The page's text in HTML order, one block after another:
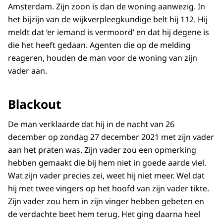
Amsterdam. Zijn zoon is dan de woning aanwezig. In
het bijzijn van de wijkverpleegkundige belt hij 112. Hij
meldt dat ‘er iemand is vermoord’ en dat hij degene is
die het heeft gedaan. Agenten die op de melding
reageren, houden de man voor de woning van zijn
vader aan.
Blackout
De man verklaarde dat hij in de nacht van 26
december op zondag 27 december 2021 met zijn vader
aan het praten was. Zijn vader zou een opmerking
hebben gemaakt die bij hem niet in goede aarde viel.
Wat zijn vader precies zei, weet hij niet meer. Wel dat
hij met twee vingers op het hoofd van zijn vader tikte.
Zijn vader zou hem in zijn vinger hebben gebeten en
de verdachte beet hem terug. Het ging daarna heel